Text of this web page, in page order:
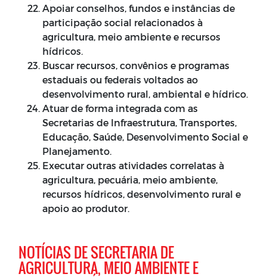
Apoiar conselhos, fundos e instâncias de
participação social relacionados à
agricultura, meio ambiente e recursos
hídricos.
Buscar recursos, convênios e programas
estaduais ou federais voltados ao
desenvolvimento rural, ambiental e hídrico.
Atuar de forma integrada com as
Secretarias de Infraestrutura, Transportes,
Educação, Saúde, Desenvolvimento Social e
Planejamento.
Executar outras atividades correlatas à
agricultura, pecuária, meio ambiente,
recursos hídricos, desenvolvimento rural e
apoio ao produtor.
NOTÍCIAS DE SECRETARIA DE
AGRICULTURA, MEIO AMBIENTE E